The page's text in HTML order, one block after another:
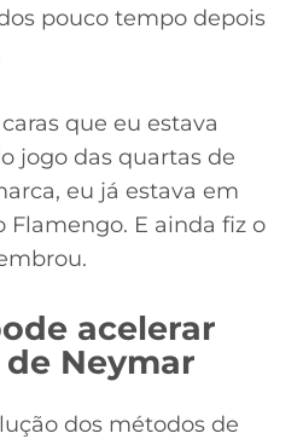
pouco tempo depois
que eu estava
jogo das quartas de
eu já estava em
E ainda fiz o
acelerar
Neymar
dos métodos de